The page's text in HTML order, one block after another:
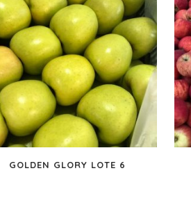
GOLDEN GLORY LOTE 6